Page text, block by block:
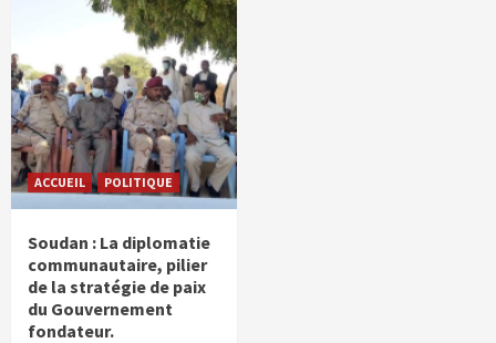
ACCUEIL POLITIQUE
Soudan : La diplomatie
communautaire, pilier
de la stratégie de paix
du Gouvernement
fondateur.